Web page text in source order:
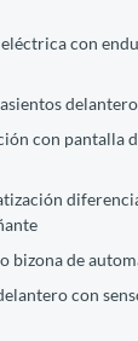
con
con pantalla
bizona de
con